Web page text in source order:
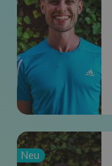
Neu